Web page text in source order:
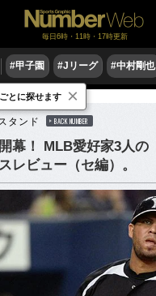
毎日6時・11時・17時更新
#甲子園 #Jリーグ #中村剛也
タンド BACK NUMBER
幕！ MLB愛好家3人の
レビュー（セ編）。
とに探せます ×